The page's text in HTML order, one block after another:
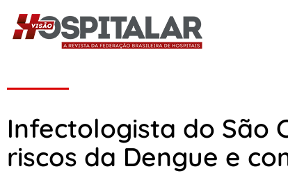
Infectologista do São
riscos da Dengue e